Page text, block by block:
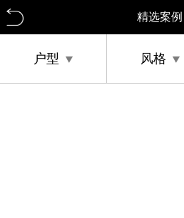
精选案例
户型 风格